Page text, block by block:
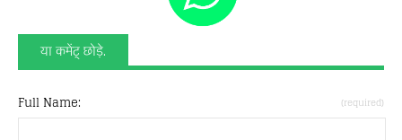
या कमेंट् छोड़े.
Full Name: (required)